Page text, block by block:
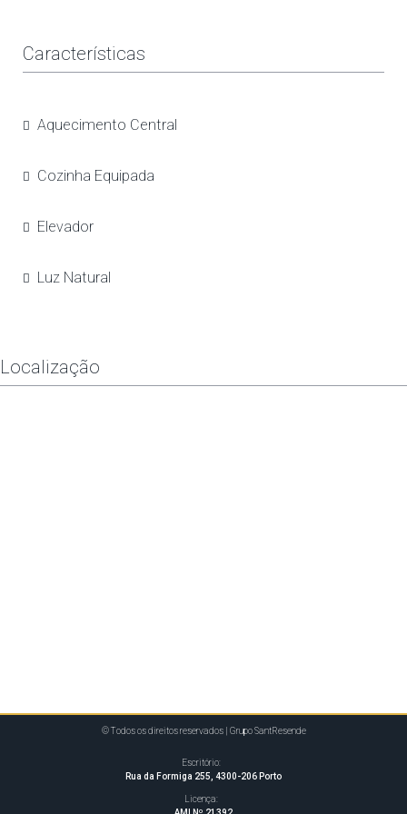
Características
Aquecimento Central
Cozinha Equipada
Elevador
Luz Natural
Localização
© Todos os direitos reservados | Grupo SantResende
Escritório:
Rua da Formiga 255, 4300-206 Porto
Licença: